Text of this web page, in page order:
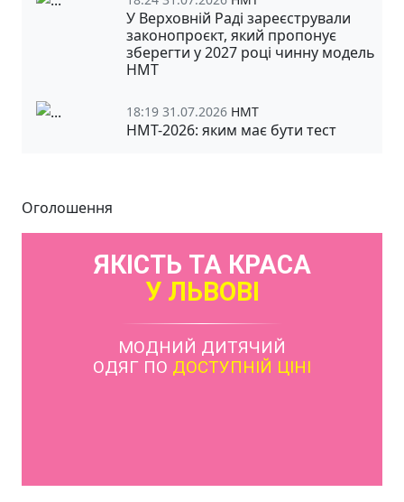
У Верховній Раді зареєстрували
законопроєкт, який пропонує
зберегти у 2027 році чинну модель
НМТ
18:19 31.07.2026 НМТ
НМТ-2026: яким має бути тест
Оголошення
ЯКІСТЬ ТА КРАСА
У ЛЬВОВІ
МОДНИЙ ДИТЯЧИЙ
ОДЯГ ПО ДОСТУПНІЙ ЦІНІ